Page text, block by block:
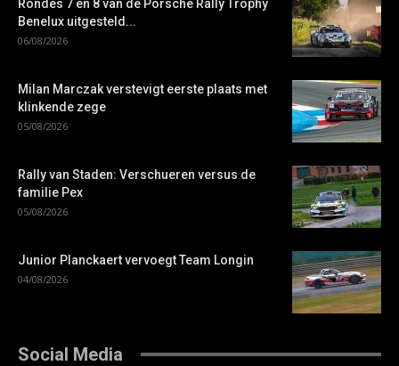
Rondes 7 en 8 van de Porsche Rally Trophy
Benelux uitgesteld...
06/08/2026
Milan Marczak verstevigt eerste plaats met
klinkende zege
05/08/2026
Rally van Staden: Verschueren versus de
familie Pex
05/08/2026
Junior Planckaert vervoegt Team Longin
04/08/2026
Social Media